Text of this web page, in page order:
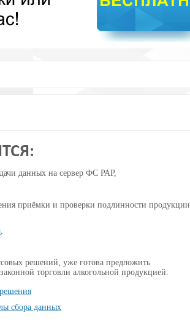
данных на сервер ФС РАР,
приёмки и проверки подлинности продукции
,
решений, уже готова предложить
торговли алкогольной продукцией.
сбора данных